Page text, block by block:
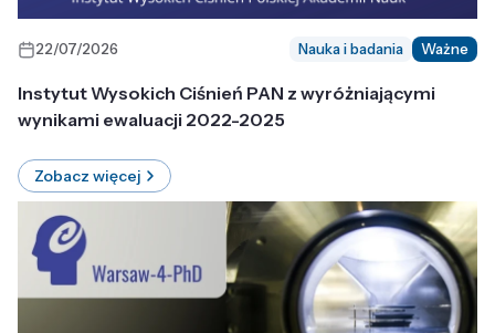
22/07/2026 Nauka i badania Ważne
Instytut Wysokich Ciśnień PAN z wyróżniającymi
wynikami ewaluacji 2022-2025
Zobacz więcej